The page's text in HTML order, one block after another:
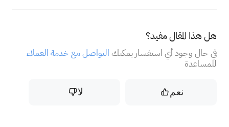
هل هذا المقال مفيد؟
في حال وجود أي استفسار يمكنك التواصل مع خدمة العملاء
للمساعدة
نعم لا